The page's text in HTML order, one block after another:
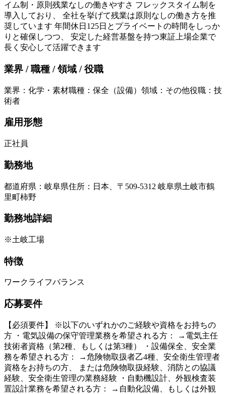
イム制・原則残業なしの働きやすさ フレックスタイム制を
導入しており、 全社を挙げて残業は原則なしの働き方を推
奨しています 年間休日125日とプライベートの時間をしっか
りと確保しつつ、 安定した経営基盤を持つ東証上場企業で
長く安心して活躍できます
業界 / 職種 / 領域 / 役職
業界 ： 化学・素材職種 ： 保全（設備） 領域 ： その他役職 ： 技
術者
雇用形態
正社員
勤務地
都道府県 ： 岐阜県住所 ： 日本、〒509-5312 岐阜県土岐市鶴
里町柿野
勤務地詳細
※土岐工場
特徴
ワークライフバランス
応募要件
【必須要件】 ※以下のいずれかのご経験や資格をお持ちの
方 ・電気設備の保守管理業務を希望される方： →電気主任
技術者資格（第2種、もしくは第3種） ・設備保全、安全業
務を希望される方： →危険物取扱者乙4種、安全衛生管理者
資格をお持ちの方、 または危険物取扱経験、消防との協議
経験、安全衛生管理の業務経験 ・自動機設計、外観検査装
置設計業務を希望される方： →自動化設備、もしくは外観